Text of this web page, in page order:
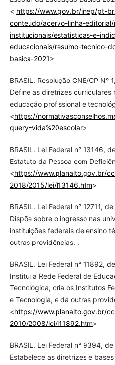
< https://www.gov.br/inep/pt-
conteudo/acervo-linha-
institucionais/estatisticas-e-
educacionais/resumo-tecnico-
basica-2021>
BRASIL. Resolução CNE/CP N°
Define as diretrizes curriculares
educação profissional e
<https://
query=vida%20escolar>
BRASIL. Lei Federal n° 13146,
Estatuto da Pessoa com
<https://www.planalto.gov.br/
2018/2015/lei/l13146.htm>
BRASIL. Lei Federal n° 12711,
Dispõe sobre o ingresso nas
instituições federais de ensino
outras providências. .
BRASIL. Lei Federal n° 11892,
Institui a Rede Federal de
Tecnológica, cria os Institutos
e Tecnologia, e dá outras
<https://www.planalto.gov.br/
2010/2008/lei/l11892.htm>
BRASIL. Lei Federal n° 9394,
Estabelece as diretrizes e